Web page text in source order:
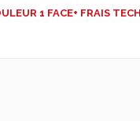
1 FACE+ FRAIS